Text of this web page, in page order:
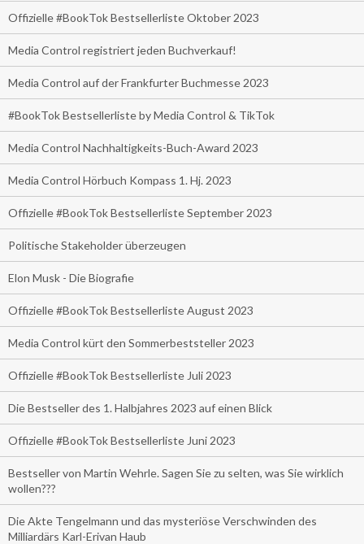
Offizielle #BookTok Bestsellerliste Oktober 2023
Media Control registriert jeden Buchverkauf!
Media Control auf der Frankfurter Buchmesse 2023
#BookTok Bestsellerliste by Media Control & TikTok
Media Control Nachhaltigkeits-Buch-Award 2023
Media Control Hörbuch Kompass 1. Hj. 2023
Offizielle #BookTok Bestsellerliste September 2023
Politische Stakeholder überzeugen
Elon Musk - Die Biografie
Offizielle #BookTok Bestsellerliste August 2023
Media Control kürt den Sommerbeststeller 2023
Offizielle #BookTok Bestsellerliste Juli 2023
Die Bestseller des 1. Halbjahres 2023 auf einen Blick
Offizielle #BookTok Bestsellerliste Juni 2023
Bestseller von Martin Wehrle. Sagen Sie zu selten, was Sie wirklich
wollen???
Die Akte Tengelmann und das mysteriöse Verschwinden des
Milliardärs Karl-Erivan Haub